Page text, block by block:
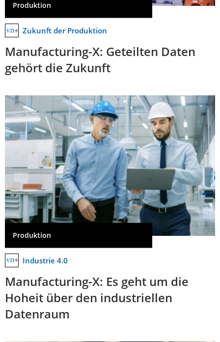
Produktion
Zukunft der Produktion
Manufacturing-X: Geteilten Daten
gehört die Zukunft
Produktion
Industrie 4.0
Manufacturing-X: Es geht um die
Hoheit über den industriellen
Datenraum